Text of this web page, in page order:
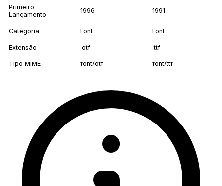
Primeiro
Lançamento
1996 1991
Categoria Font Font
Extensão .otf .ttf
Tipo MIME font/otf font/ttf